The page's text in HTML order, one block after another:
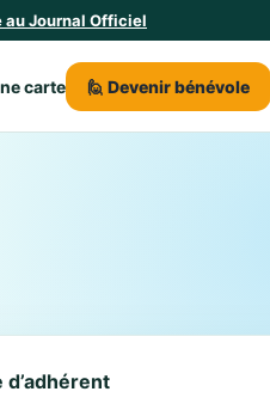
Journal Officiel
carte 🙋 Devenir bénévole